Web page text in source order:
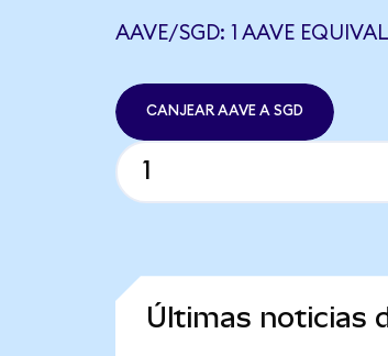
AAVE/SGD: 1 AAVE
CANJEAR AAVE A SGD
Últimas noticias